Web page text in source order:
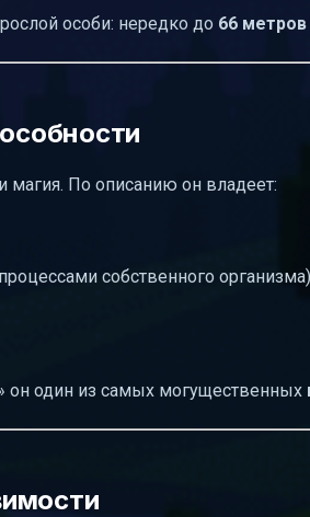
особи: нередко до 66 метров
магия. По описанию он владеет:
собственного
он один из самых могущественных